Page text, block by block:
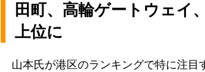
田町、高輪ゲートウェイ
上位に
山本氏が港区のランキングで特に注目